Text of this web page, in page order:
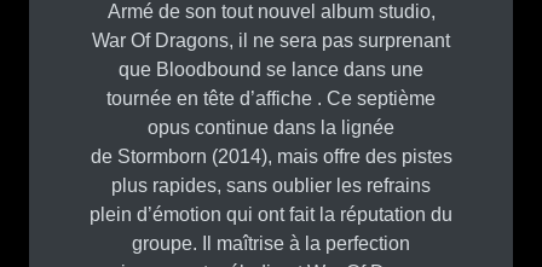
Armé de son tout nouvel album studio,
War Of Dragons, il ne sera pas surprenant
que Bloodbound se lance dans une
tournée en tête d’affiche . Ce septième
opus continue dans la lignée
de Stormborn (2014), mais offre des pistes
plus rapides, sans oublier les refrains
plein d’émotion qui ont fait la réputation du
groupe. Il maîtrise à la perfection